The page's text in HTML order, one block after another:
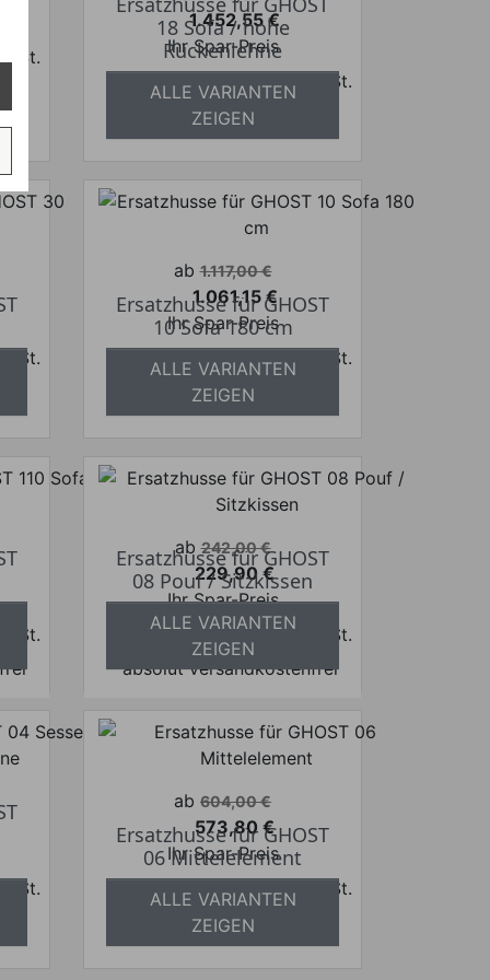
Preis
1.452,55 €
Ihr Spar-Preis
Preise inkl. ges. MwSt.
absolut versandkostenfrei
18 Sofa / hohe
Rückenlehne
ALLE VARIANTEN
ZEIGEN
Verkaufspreis
ab 1.117,00 €
Preis
1.061,15 €
Ihr Spar-Preis
Preise inkl. ges. MwSt.
absolut versandkostenfrei
Ersatzhusse für GHOST
10 Sofa 180 cm
ALLE VARIANTEN
ZEIGEN
Verkaufspreis
ab 242,00 €
Preis
229,90 €
Ihr Spar-Preis
Preise inkl. ges. MwSt.
absolut versandkostenfrei
Ersatzhusse für GHOST
08 Pouf / Sitzkissen
ALLE VARIANTEN
ZEIGEN
Verkaufspreis
ab 604,00 €
Preis
573,80 €
Ihr Spar-Preis
Preise inkl. ges. MwSt.
absolut versandkostenfrei
Ersatzhusse für GHOST
06 Mittelelement
ALLE VARIANTEN
ZEIGEN